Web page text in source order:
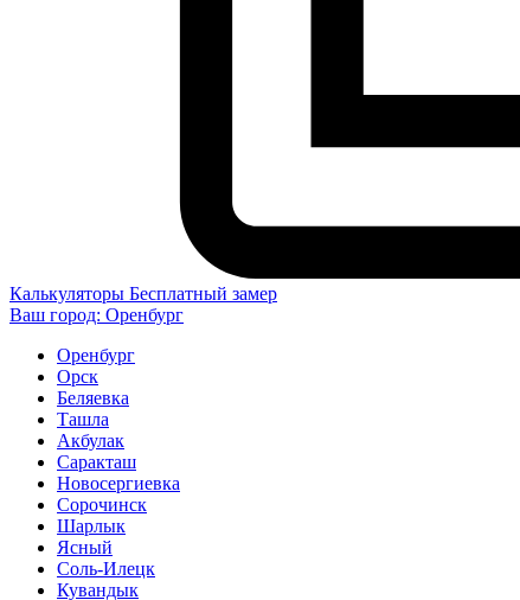
Калькуляторы Бесплатный замер
Ваш город: Оренбург
Оренбург
Орск
Беляевка
Ташла
Акбулак
Саракташ
Новосергиевка
Сорочинск
Шарлык
Ясный
Соль-Илецк
Кувандык